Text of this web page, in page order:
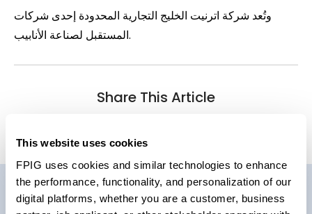
This website uses cookies
FPIG uses cookies and similar technologies to enhance
the performance, functionality, and personalization of our
digital platforms, whether you are a customer, business
وتُعد شركة اترنيت الخليج التجارية المحدودة إحدى شركات
المستقبل لصناعة الأنابيب.
Share This Article